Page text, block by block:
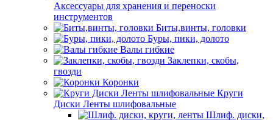
Аксессуары для хранения и переноски
инструментов
Биты,винты, головки
Буры, пики, долото
Валы гибкие
Заклепки, скобы,
гвозди
Коронки
Круги
Диски Ленты шлифовальные
Шлиф. диски,